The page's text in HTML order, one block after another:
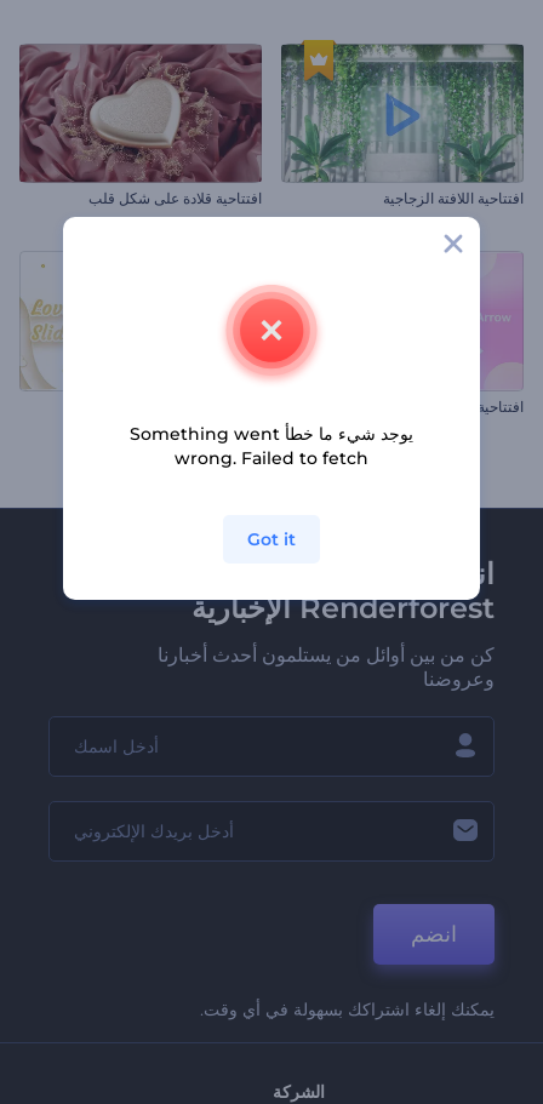
افتتاحية اللافتة الزجاجية افتتاحية قلادة على شكل قلب
افتتاحية سهم حب كيوبيد
انضم إلى نشرة
Renderforest الإخبارية
كن من بين أوائل من يستلمون أحدث أخبارنا
وعروضنا
انضم
يمكنك إلغاء اشتراكك بسهولة في أي وقت.
الشركة
يوجد شيء ما خطأ Something went
wrong. Failed to fetch
Got it